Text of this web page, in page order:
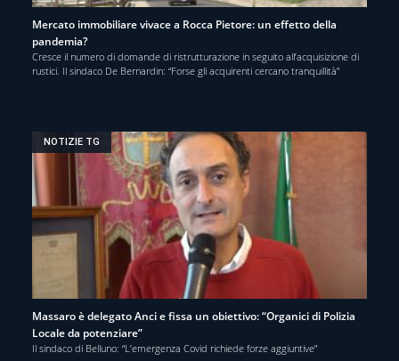
Mercato immobiliare vivace a Rocca Pietore: un effetto della
pandemia?
Cresce il numero di domande di ristrutturazione in seguito all’acquisizione di
rustici. Il sindaco De Bernardin: “Forse gli acquirenti cercano tranquillità”
NOTIZIE TG
Massaro è delegato Anci e fissa un obiettivo: “Organici di Polizia
Locale da potenziare”
Il sindaco di Belluno: “L’emergenza Covid richiede forze aggiuntive”